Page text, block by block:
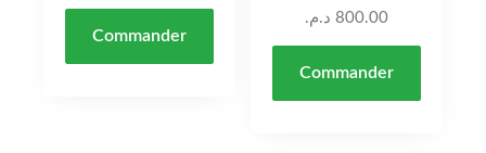
Commander
800.00 د.م.
Commander